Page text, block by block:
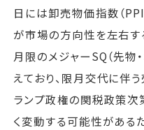
日には卸売物価指数（
が市場の方向性を左右す
月限のメジャーSQ（先物
えており、限月交代に伴
ランプ政権の関税政策次
く変動する可能性がある